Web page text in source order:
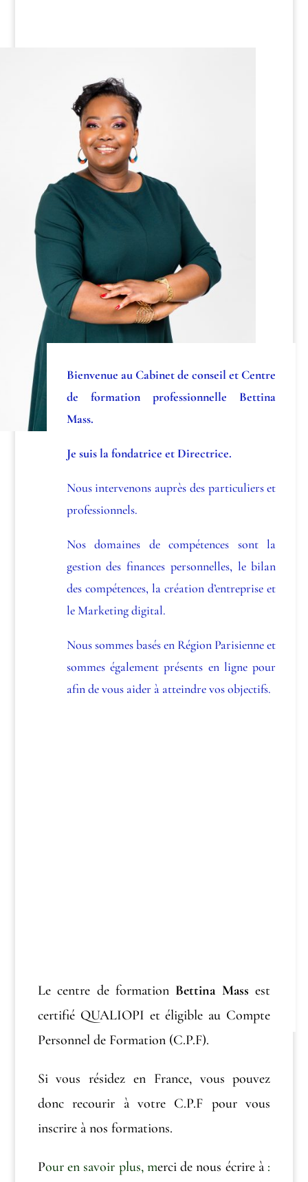
Bienvenue au Cabinet de conseil et Centre
de formation professionnelle Bettina
Mass.
Je suis la fondatrice et Directrice.
Nous intervenons auprès des particuliers et
professionnels.
Nos domaines de compétences sont la
gestion des finances personnelles, le bilan
des compétences, la création d’entreprise et
le Marketing digital.
Nous sommes basés en Région Parisienne et
sommes également présents en ligne pour
afin de vous aider à atteindre vos objectifs.
Le centre de formation Bettina Mass est
certifié QUALIOPI et éligible au Compte
Personnel de Formation (C.P.F).
Si vous résidez en France, vous pouvez
donc recourir à votre C.P.F pour vous
inscrire à nos formations.
Pour en savoir plus, merci de nous écrire à :